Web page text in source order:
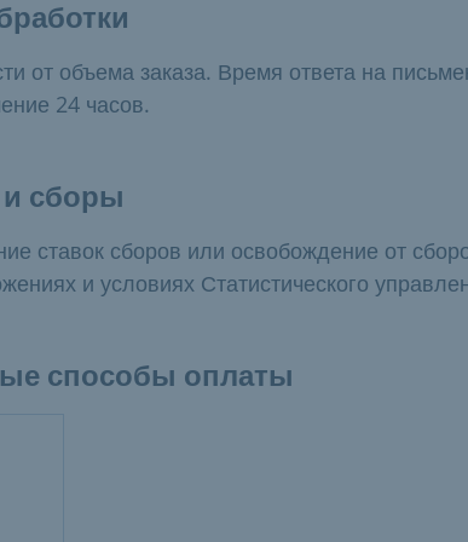
от объема заказа. Время ответа на
24 часов.
сборы
ставок сборов или освобождение от
и условиях Статистического
способы оплаты